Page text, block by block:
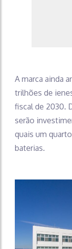
A marca ainda
trilhões de
fiscal de 2030.
serão
quais um
baterias.